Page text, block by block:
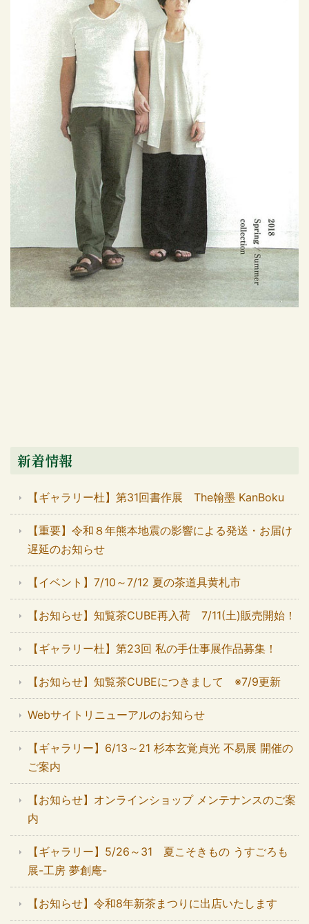
新着情報
【ギャラリー杜】第31回書作展 The翰墨 KanBoku
【重要】令和８年熊本地震の影響による発送・お届け
遅延のお知らせ
【イベント】7/10～7/12 夏の茶道具黄札市
【お知らせ】知覧茶CUBE再入荷 7/11(土)販売開始！
【ギャラリー杜】第23回 私の手仕事展作品募集！
【お知らせ】知覧茶CUBEにつきまして ※7/9更新
Webサイトリニューアルのお知らせ
【ギャラリー】6/13～21 杉本玄覚貞光 不易展 開催の
ご案内
【お知らせ】オンラインショップ メンテナンスのご案
内
【ギャラリー】5/26～31 夏こそきもの うすごろも
展-工房 夢創庵-
【お知らせ】令和8年新茶まつりに出店いたします